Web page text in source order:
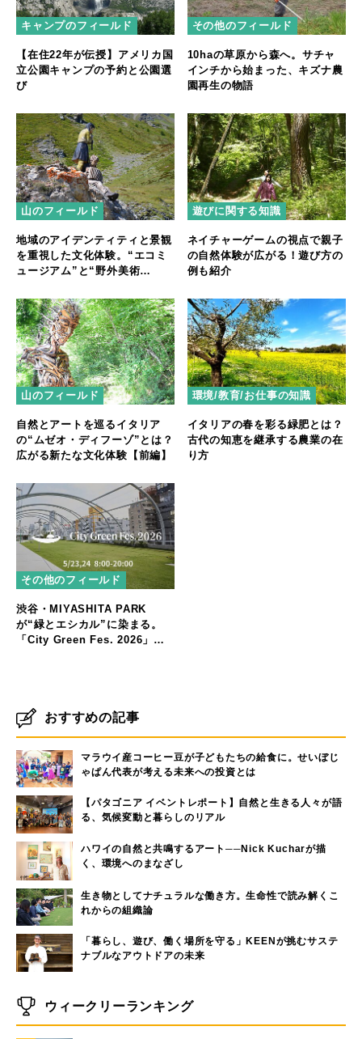
キャンプのフィールド
【在住22年が伝授】アメリカ国
立公園キャンプの予約と公園選
び
その他のフィールド
10haの草原から森へ。サチャ
インチから始まった、キズナ農
園再生の物語
山のフィールド
地域のアイデンティティと景観
を重視した文化体験。“エコミ
ュージアム”と“野外美術
遊びに関する知識
ネイチャーゲームの視点で親子
の自然体験が広がる！遊び方の
例も紹介
山のフィールド
自然とアートを巡るイタリア
の“ムゼオ・ディフーゾ”とは？
広がる新たな文化体験【前編】
環境/教育/お仕事の知識
イタリアの春を彩る緑肥とは？
古代の知恵を継承する農業の在
り方
その他のフィールド
渋谷・MIYASHITA PARK
が“緑とエシカル”に染まる。
「City Green Fes. 2026」開
おすすめの記事
マラウイ産コーヒー豆が子どもたちの給食に。せいぼじ
ゃぱん代表が考える未来への投資とは
【パタゴニア イベントレポート】自然と生きる人々が語
る、気候変動と暮らしのリアル
ハワイの自然と共鳴するアート──Nick Kucharが描
く、環境へのまなざし
生き物としてナチュラルな働き方。生命性で読み解くこ
れからの組織論
「暮らし、遊び、働く場所を守る」KEENが挑むサステ
ナブルなアウトドアの未来
ウィークリーランキング